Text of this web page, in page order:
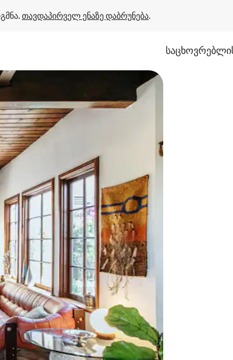
თავდაპირველ ენაზე დაბრუნება.
მიმართული ისრებით ან შეხებისა თუ თითის